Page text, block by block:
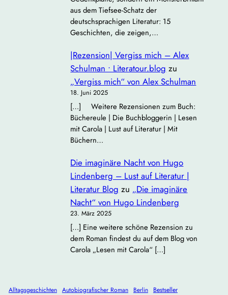
aus dem Tiefsee‐Schatz der
deutschsprachigen Literatur: 15
Geschichten, die zeigen,…
|Rezension| Vergiss mich – Alex
Schulman • Literatour.blog zu
„Vergiss mich“ von Alex Schulman
18. Juni 2025
[…] Weitere Rezensionen zum Buch:
Büchereule | Die Buchbloggerin | Lesen
mit Carola | Lust auf Literatur | Mit
Büchern…
Die imaginäre Nacht von Hugo
Lindenberg – Lust auf Literatur |
Literatur Blog zu „Die imaginäre
Nacht“ von Hugo Lindenberg
23. März 2025
[…] Eine weitere schöne Rezension zu
dem Roman findest du auf dem Blog von
Carola „Lesen mit Carola“ […]
Alltagsgeschichten Autobiografischer Roman Berlin Bestseller